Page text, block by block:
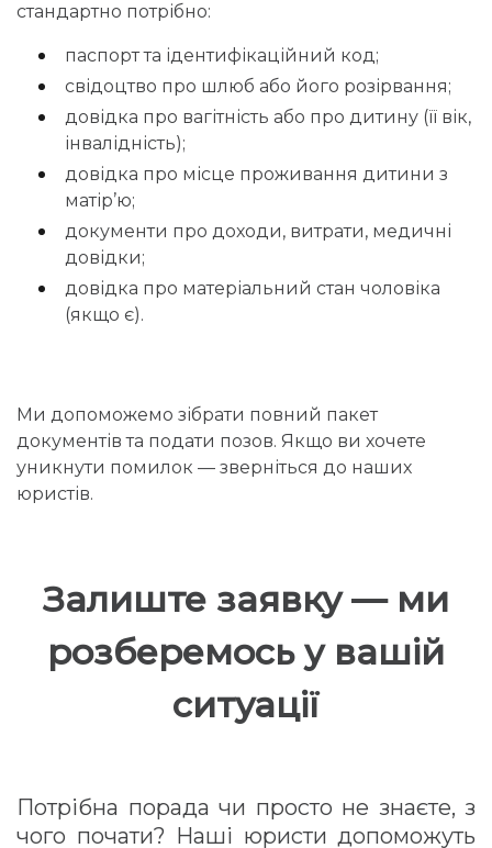
стандартно потрібно:
паспорт та ідентифікаційний код;
свідоцтво про шлюб або його розірвання;
довідка про вагітність або про дитину (її вік,
інвалідність);
довідка про місце проживання дитини з
матір’ю;
документи про доходи, витрати, медичні
довідки;
довідка про матеріальний стан чоловіка
(якщо є).
Ми допоможемо зібрати повний пакет
документів та подати позов. Якщо ви хочете
уникнути помилок — зверніться до наших
юристів.
Залиште заявку — ми
розберемось у вашій
ситуації
Потрібна порада чи просто не знаєте, з
чого почати? Наші юристи допоможуть